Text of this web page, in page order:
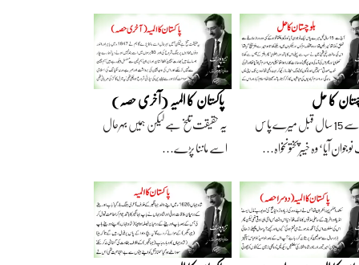
کا حل
آج سے 15 سال قبل میرے پاس
آیا‘ وہ خیبرپختونخواہ…
پاکستان کا المیہ (آخری حصہ)
یہ حقیقت تلخ ہے لیکن ہمیں بہرحال
اسے ماننا پڑے…